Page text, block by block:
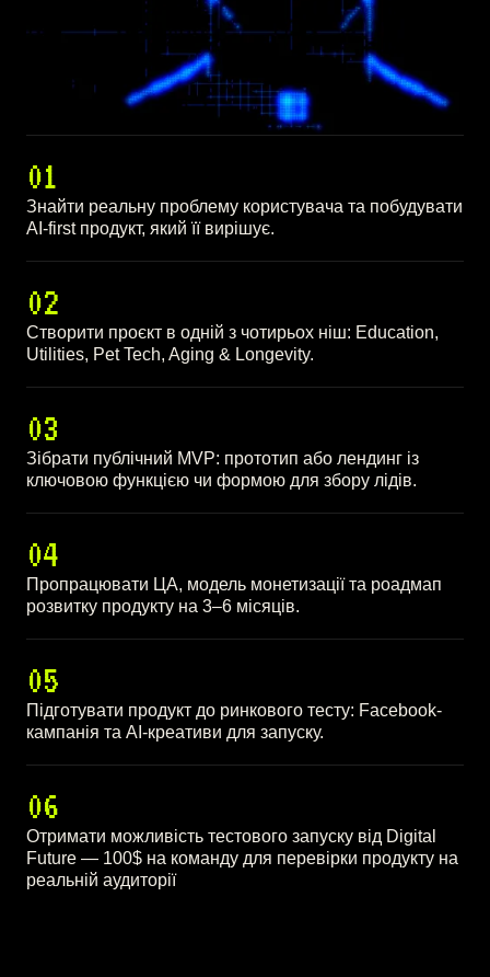
01
Знайти реальну проблему користувача та побудувати
AI-first продукт, який її вирішує.
02
Створити проєкт в одній з чотирьох ніш: Education,
Utilities, Pet Tech, Aging & Longevity.
03
Зібрати публічний MVP: прототип або лендинг із
ключовою функцією чи формою для збору лідів.
04
Пропрацювати ЦА, модель монетизації та роадмап
розвитку продукту на 3–6 місяців.
05
Підготувати продукт до ринкового тесту: Facebook-
кампанія та AI-креативи для запуску.
06
Отримати можливість тестового запуску від Digital
Future — 100$ на команду для перевірки продукту на
реальній аудиторії